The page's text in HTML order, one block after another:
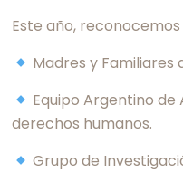
Este año,
Madres y Familiares
Equipo Argentino
derechos humanos.
Grupo de